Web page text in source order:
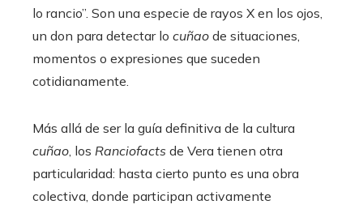
lo rancio”. Son una especie de rayos X en los ojos,
un don para detectar lo cuñao de situaciones,
momentos o expresiones que suceden
cotidianamente.
Más allá de ser la guía definitiva de la cultura
cuñao, los Ranciofacts de Vera tienen otra
particularidad: hasta cierto punto es una obra
colectiva, donde participan activamente